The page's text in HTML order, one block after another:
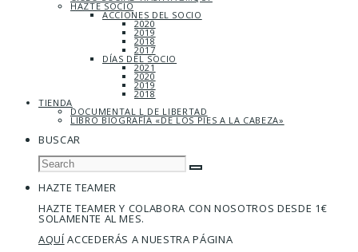
HAZTE SOCIO
ACCIONES DEL SOCIO
2020
2019
2018
2017
DÍAS DEL SOCIO
2021
2020
2019
2018
TIENDA
DOCUMENTAL L DE LIBERTAD
LIBRO BIOGRAFÍA «DE LOS PIES A LA CABEZA»
BUSCAR
HAZTE TEAMER
HAZTE TEAMER Y COLABORA CON NOSOTROS DESDE 1€
SOLAMENTE AL MES.
AQUÍACCEDERÁS A NUESTRA PÁGINA